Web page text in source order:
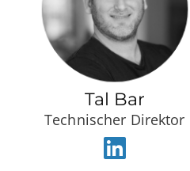
Tal Bar
Technischer Direktor